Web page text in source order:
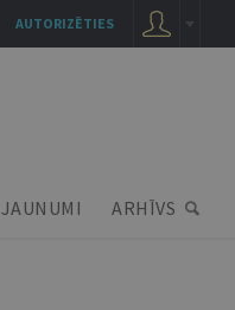
JAUNUMI ARHĪVS
AUTORIZĒTIES